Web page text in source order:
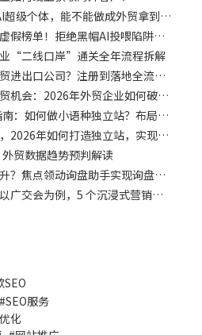
行业大洗牌？一人公司+AI超级个体，能不能做成外贸拿到订单？
GEO天塌了？央视曝光AI虚假榜单！拒绝黑帽AI投喂陷阱，做好白帽GEO的关键是：权威信源推荐+有价值的内容
“二线口岸”通关全年流程拆解
海南封关后，如何注册外贸进出口公司？注册到落地全流程指南
深度分析海南封关下的外贸机会：2026年外贸企业如何破局？
2026外贸新兴市场获客指南：如何做小语种独立站？布局全球130门母语锁定万亿外贸订单
从“卷价格”到“建品牌，2026年如何打造独立站，实现品牌化转型？
贸数据趋势预判解读
外贸询盘管理效率如何提升？焦点领动询盘助手实现询盘聚合、自动分配与客户跟进
跨境展会如何高效获客？以广交会为例，5 个沉浸式营销技巧，让采购商主动留资！
SEO
SEO服务
化